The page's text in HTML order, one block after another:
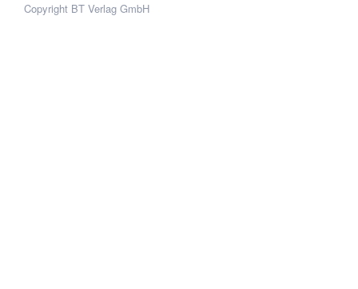
Copyright BT Verlag GmbH